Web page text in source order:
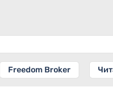
Freedom Broker